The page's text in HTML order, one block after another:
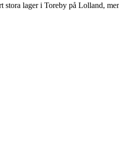
lager i Toreby på Lolland,